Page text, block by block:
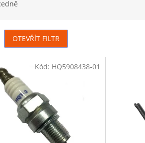
OTEVŘÍT FILTR
Kód: HQ5908438-01